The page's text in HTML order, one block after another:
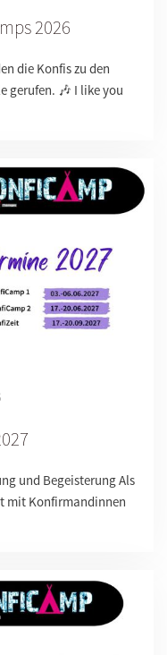
2026
die Konfis zu den
gerufen. 🎶 I like you
und Begeisterung Als
mit Konfirmandinnen